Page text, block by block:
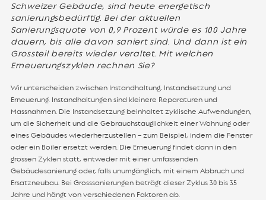
Schweizer Gebäude, sind heute energetisch
sanierungsbedürftig. Bei der aktuellen
Sanierungsquote von 0,9 Prozent würde es 100 Jahre
dauern, bis alle davon saniert sind. Und dann ist ein
Grossteil bereits wieder veraltet. Mit welchen
Erneuerungszyklen rechnen Sie?
Wir unterscheiden zwischen Instandhaltung, Instandsetzung und
Erneuerung. Instandhaltungen sind kleinere Reparaturen und
Massnahmen. Die Instandsetzung beinhaltet zyklische Aufwendungen,
um die Sicherheit und die Gebrauchstauglichkeit einer Wohnung oder
eines Gebäudes wiederherzustellen – zum Beispiel, indem die Fenster
oder ein Boiler ersetzt werden. Die Erneuerung findet dann in den
grossen Zyklen statt, entweder mit einer umfassenden
Gebäudesanierung oder, falls unumgänglich, mit einem Abbruch und
Ersatzneubau. Bei Grosssanierungen beträgt dieser Zyklus 30 bis 35
Jahre und hängt von verschiedenen Faktoren ab.